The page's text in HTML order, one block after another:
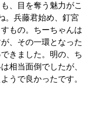
、目を奪う魅力がこ
。兵藤君始め、釘宮
もの。ちーちゃんは
、その一環となった
きました。明の、ち
相当面倒でしたが、
うで良かったです。